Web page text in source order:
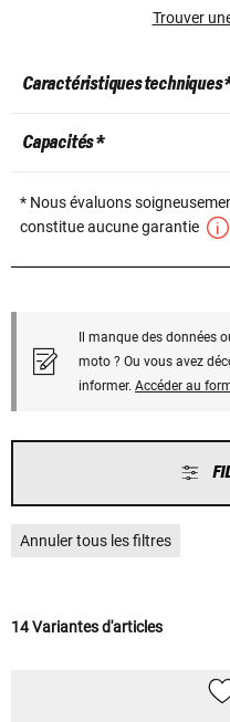
Trouver
Caractéristiques techniques
Capacités *
* Nous évaluons
constitue aucune garantie
Il manque des données
moto ? Ou vous avez
informer. Accéder au
Annuler tous les filtres
14 Variantes d'articles